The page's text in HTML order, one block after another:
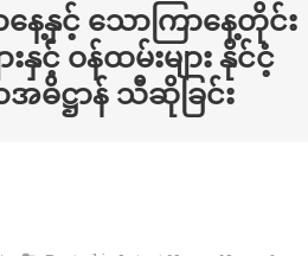
ေ့နှင့် သောကြာနေ့တိုင်း
နှင့် ဝန်ထမ်းများ နိုင်ငံ့
အဓိဋ္ဌာန် သီဆိုခြင်း